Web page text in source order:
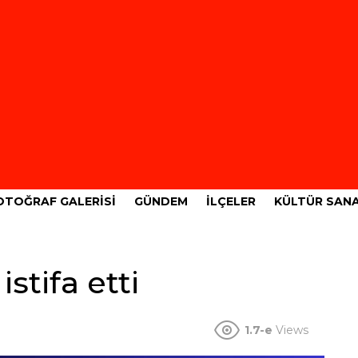
GALERISI GÜNDEM İLÇELER KÜLTÜR
istifa etti
1.7-e Views